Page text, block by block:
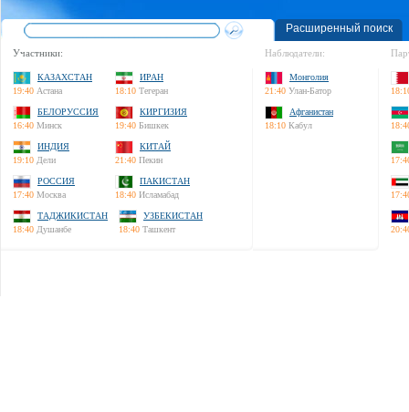
Расширенный поиск
Участники:
КАЗАХСТАН
19:40 Астана
ИРАН
18:10 Тегеран
БЕЛОРУССИЯ
16:40 Минск
КИРГИЗИЯ
19:40 Бишкек
ИНДИЯ
19:10 Дели
КИТАЙ
21:40 Пекин
РОССИЯ
17:40 Москва
ПАКИСТАН
18:40 Исламабад
ТАДЖИКИСТАН
18:40 Душанбе
УЗБЕКИСТАН
18:40 Ташкент
Наблюдатели:
Монголия
21:40 Улан-Батор
Афганистан
18:10 Кабул